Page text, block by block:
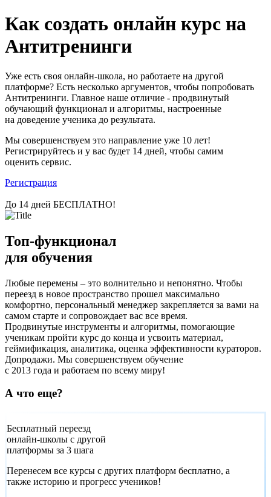
Как создать онлайн курс на
Антитренинги
Уже есть своя онлайн-школа, но работаете на другой
платформе? Есть несколько аргументов, чтобы попробовать
Антитренинги. Главное наше отличие - продвинутый
обучающий функционал и алгоритмы, настроенные
на доведение ученика до результата.
Мы совершенствуем это направление уже 10 лет!
Регистрируйтесь и у вас будет 14 дней, чтобы самим
оценить сервис.
Регистрация
До 14 дней БЕСПЛАТНО!
Топ-функционал
для обучения
Любые перемены – это волнительно и непонятно. Чтобы
переезд в новое пространство прошел максимально
комфортно, персональный менеджер закрепляется за вами на
самом старте и сопровождает вас все время.
Продвинутые инструменты и алгоритмы, помогающие
ученикам пройти курс до конца и усвоить материал,
геймификация, аналитика, оценка эффективности кураторов.
Допродажи. Мы совершенствуем обучение
с 2013 года и работаем по всему миру!
А что еще?
Бесплатный переезд
онлайн-школы с другой
платформы за 3 шага
Перенесем все курсы с других платформ бесплатно, а
также историю и прогресс учеников!